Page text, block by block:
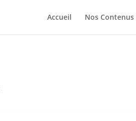
Accueil Nos Contenus